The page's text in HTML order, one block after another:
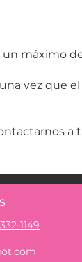
máximo
vez que
a
1149